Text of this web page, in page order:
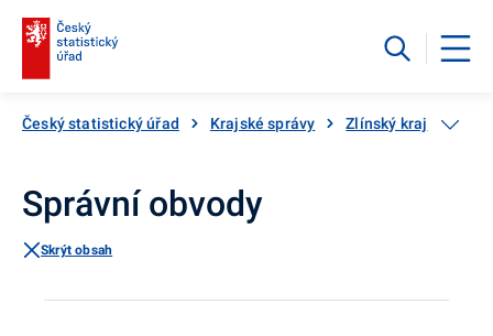
Český statistický úřad Krajské správy Zlínský kraj
Správní obvody
Skrýt obsah